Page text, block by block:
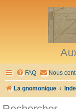
FAQ Nous
La gnomonique